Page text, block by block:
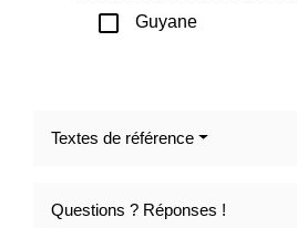
check_box_outline_blank Guyane
Textes de référence
Questions ? Réponses !